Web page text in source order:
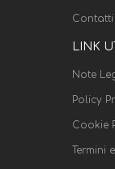
Contatti
LINK
Note
Policy
Cookie
Termini